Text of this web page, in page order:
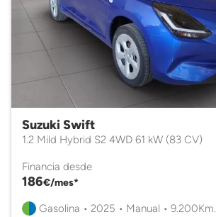
Suzuki Swift
1.2 Mild Hybrid S2 4WD 61 kW (83 CV)
Financia desde
186€/mes*
Gasolina • 2025 • Manual • 9.200Km.